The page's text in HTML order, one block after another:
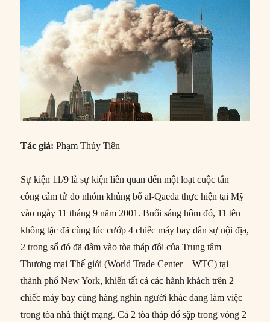
Tác giả:Phạm Thủy Tiên
Sự kiện 11/9 là sự kiện liên quan đến một loạt cuộc tấn
công cảm tử do nhóm khủng bố al-Qaeda thực hiện tại Mỹ
vào ngày 11 tháng 9 năm 2001. Buổi sáng hôm đó, 11 tên
không tặc đã cùng lúc cướp 4 chiếc máy bay dân sự nội địa,
2 trong số đó đã đâm vào tòa tháp đôi của Trung tâm
Thương mại Thế giới (World Trade Center – WTC) tại
thành phố New York, khiến tất cả các hành khách trên 2
chiếc máy bay cùng hàng nghìn người khác đang làm việc
trong tòa nhà thiệt mạng. Cả 2 tòa tháp đổ sập trong vòng 2